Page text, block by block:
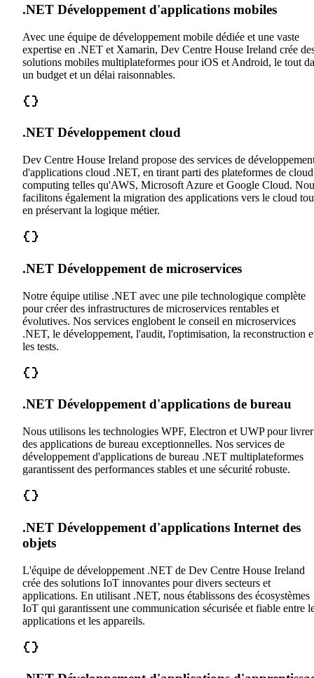
.NET Développement d'applications mobiles
Avec une équipe de développement mobile dédiée et une vaste
expertise en .NET et Xamarin, Dev Centre House Ireland crée
solutions mobiles multiplateformes pour iOS et Android, le tout
un budget et un délai raisonnables.
.NET Développement cloud
Dev Centre House Ireland propose des services de
d'applications cloud .NET, en tirant parti des plateformes de cloud
computing telles qu'AWS, Microsoft Azure et Google Cloud.
facilitons également la migration des applications vers le cloud
en préservant la logique métier.
.NET Développement de microservices
Notre équipe utilise .NET avec une pile technologique complète
pour créer des infrastructures de microservices rentables et
évolutives. Nos services englobent le conseil en microservices
.NET, le développement, l'audit, l'optimisation, la reconstruction
les tests.
.NET Développement d'applications de bureau
Nous utilisons les technologies WPF, Electron et UWP pour livrer
des applications de bureau exceptionnelles. Nos services de
développement d'applications de bureau .NET multiplateformes
garantissent des performances stables et une sécurité robuste.
.NET Développement d'applications Internet des
objets
L'équipe de développement .NET de Dev Centre House Ireland
crée des solutions IoT innovantes pour divers secteurs et
applications. En utilisant .NET, nous établissons des écosystèmes
IoT qui garantissent une communication sécurisée et fiable entre
applications et les appareils.